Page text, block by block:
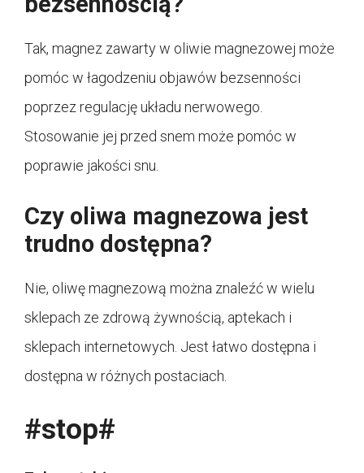
Tak, magnez zawarty w oliwie magnezowej może
pomóc w łagodzeniu objawów bezsenności
poprzez regulację układu nerwowego.
Stosowanie jej przed snem może pomóc w
poprawie jakości snu.
Czy oliwa magnezowa jest
trudno dostępna?
Nie, oliwę magnezową można znaleźć w wielu
sklepach ze zdrową żywnością, aptekach i
sklepach internetowych. Jest łatwo dostępna i
dostępna w różnych postaciach.
#stop#